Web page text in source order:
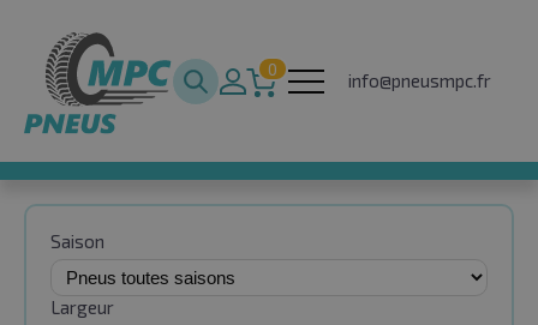
0
info@pneusmpc.fr
Saison
Largeur